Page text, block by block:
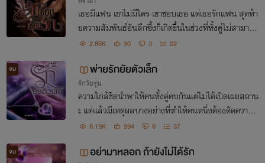
เธอมีแฟน เขาไม่มีใคร เขาชอบเธอ แต่เธอรักแฟน สุดท้า
ยความสัมพันธ์อันลึกซึ้งก็เกิดขึ้นในช่วงที่ทั้งคู่ไม่สามารถ
ครองสติได้
2.86K 90 3 22
จบ พ่ายรักยัยตัวเล็ก
รักวัยรุ่น
ความใกล้ชิดนำพาให้คนทั้งคู่คบกันแต่ไม่ได้เปิดเผยสถาน
ะ แต่แล้วมีเหตุผลบางอย่างที่ทำให้คนหนึ่งต้องตัดความสั
มพันธ์ ในขณะที่อีกคนให้ไปหมดทั้งใจ เรื่องราวของทั้งคู่จ
8.19K 994 8 37
จบ อย่ามาหลอก ถ้ายังไม่ได้รัก